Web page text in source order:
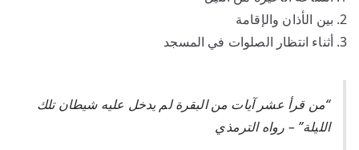
بين الأذان والإقامة
أثناء انتظار الصلوات في المسجد
“من قرأ عشر آيات من البقرة لم يدخل عليه شيطان تلك
الليلة” – رواه الترمذي